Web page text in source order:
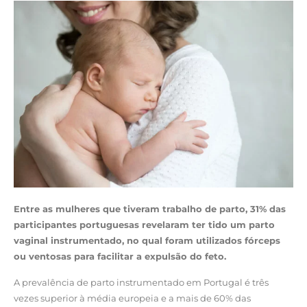
Entre as mulheres que tiveram trabalho de parto, 31% das
participantes portuguesas revelaram ter tido um parto
vaginal instrumentado, no qual foram utilizados fórceps
ou ventosas para facilitar a expulsão do feto.
A prevalência de parto instrumentado em Portugal é três
vezes superior à média europeia e a mais de 60% das